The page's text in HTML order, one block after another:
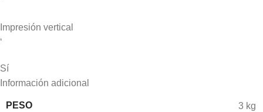
Impresión vertical
‘
Sí
Información adicional
PESO 3 kg